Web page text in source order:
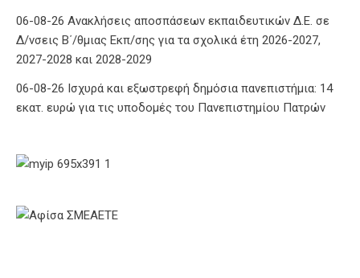
06-08-26 Ανακλήσεις αποσπάσεων εκπαιδευτικών Δ.Ε. σε
Δ/νσεις Β΄/θμιας Εκπ/σης για τα σχολικά έτη 2026-2027,
2027-2028 και 2028-2029
06-08-26 Ισχυρά και εξωστρεφή δημόσια πανεπιστήμια: 14
εκατ. ευρώ για τις υποδομές του Πανεπιστημίου Πατρών